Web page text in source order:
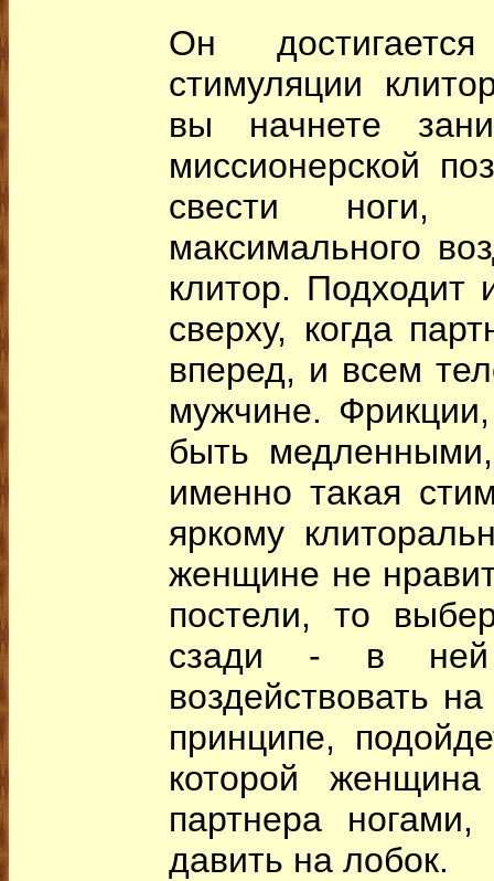
Он
стимуляции
вы начнете
миссионерской
свести ноги,
максимального
клитор. Подходит
сверху, когда
вперед, и всем
мужчине.
быть
именно такая
яркому
женщине не
постели, то
сзади - в ней
воздействовать
принципе,
которой
партнера
давить на лобок.